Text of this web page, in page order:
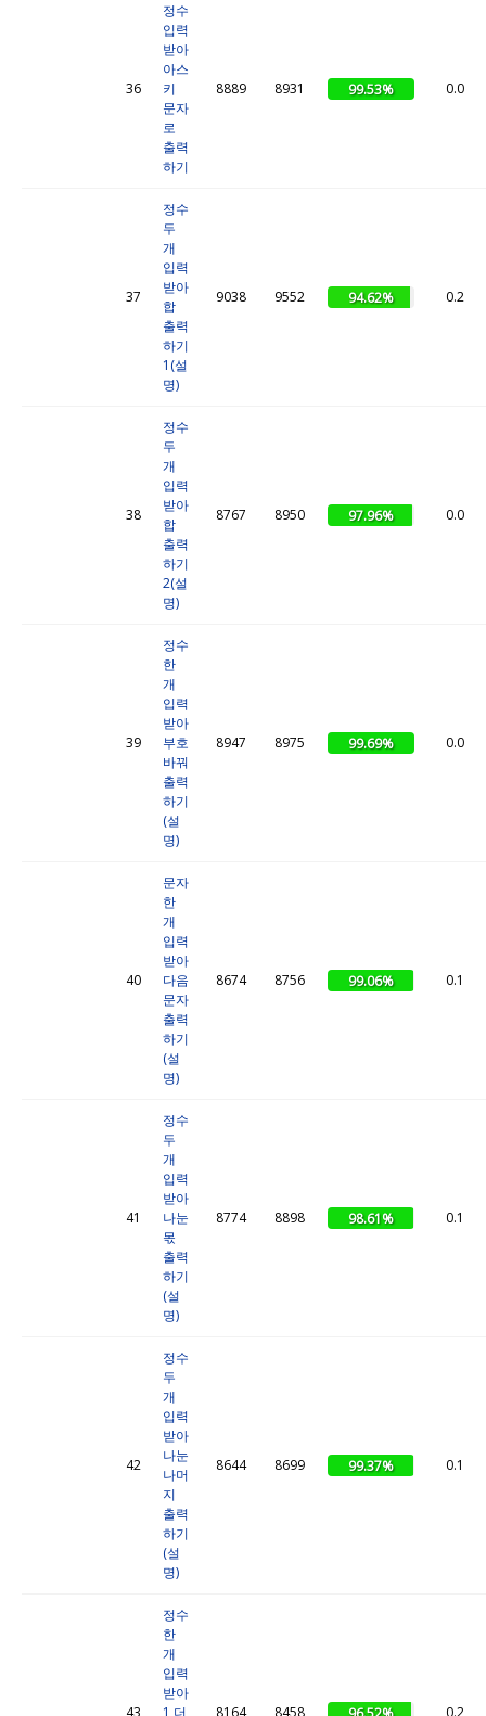
36
정수
입력
받아
아스
키
문자
로
출력
하기
8889 8931 99.53% 0.0
37
정수
두
개
입력
받아
합
출력
하기
1(설
명)
9038 9552 94.62% 0.2
38
정수
두
개
입력
받아
합
출력
하기
2(설
명)
8767 8950 97.96% 0.0
39
정수
한
개
입력
받아
부호
바꿔
출력
하기
(설
명)
8947 8975 99.69% 0.0
40
문자
한
개
입력
받아
다음
문자
출력
하기
(설
명)
8674 8756 99.06% 0.1
41
정수
두
개
입력
받아
나눈
몫
출력
하기
(설
명)
8774 8898 98.61% 0.1
42
정수
두
개
입력
받아
나눈
나머
지
출력
하기
(설
명)
8644 8699 99.37% 0.1
43
정수
한
개
입력
받아
1 더
8164 8458 0.2